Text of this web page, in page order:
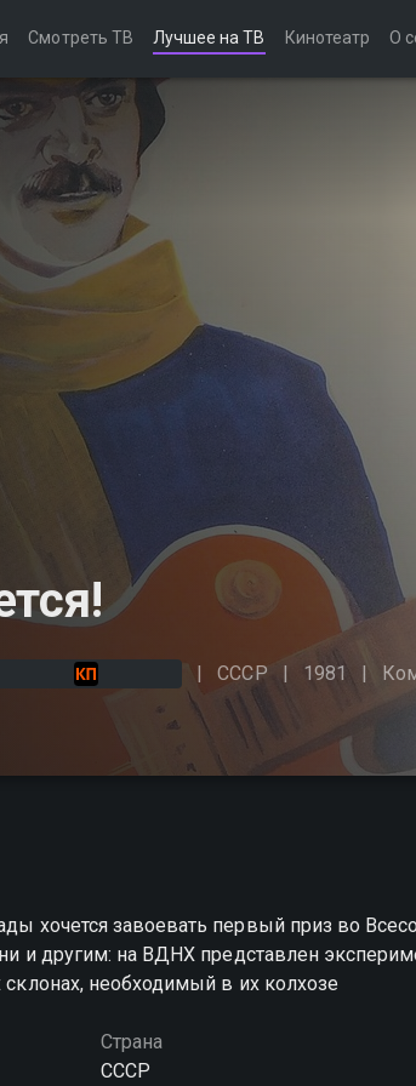
Смотреть ТВ Лучшее на ТВ Кинотеатр О
СССР 1981
хочется завоевать первый приз во
и другим: на ВДНХ представлен
необходимый в их колхозе
Страна
СССР